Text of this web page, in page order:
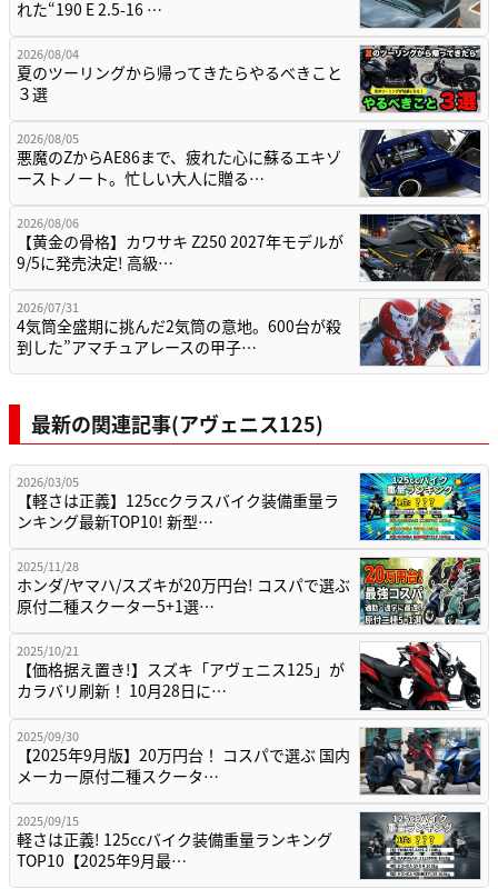
れた“190 E 2.5-16 …
2026/08/04
夏のツーリングから帰ってきたらやるべきこと
３選
2026/08/05
悪魔のZからAE86まで、疲れた心に蘇るエキゾ
ーストノート。忙しい大人に贈る…
2026/08/06
【黄金の骨格】カワサキ Z250 2027年モデルが
9/5に発売決定! 高級…
2026/07/31
4気筒全盛期に挑んだ2気筒の意地。600台が殺
到した”アマチュアレースの甲子…
最新の関連記事(アヴェニス125)
2026/03/05
【軽さは正義】125ccクラスバイク装備重量ラ
ンキング最新TOP10! 新型…
2025/11/28
ホンダ/ヤマハ/スズキが20万円台! コスパで選ぶ
原付二種スクーター5+1選…
2025/10/21
【価格据え置き!】スズキ「アヴェニス125」が
カラバリ刷新！ 10月28日に…
2025/09/30
【2025年9月版】20万円台！ コスパで選ぶ 国内
メーカー原付二種スクータ…
2025/09/15
軽さは正義! 125ccバイク装備重量ランキング
TOP10【2025年9月最…